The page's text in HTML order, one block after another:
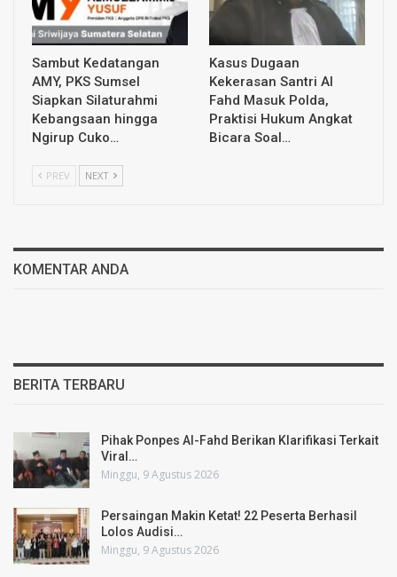
Sambut Kedatangan
AMY, PKS Sumsel
Siapkan Silaturahmi
Kebangsaan hingga
Ngirup Cuko…
Kasus Dugaan
Kekerasan Santri Al
Fahd Masuk Polda,
Praktisi Hukum Angkat
Bicara Soal…
PREV NEXT
KOMENTAR ANDA
BERITA TERBARU
Pihak Ponpes Al-Fahd Berikan Klarifikasi Terkait
Viral…
Minggu, 9 Agustus 2026
Persaingan Makin Ketat! 22 Peserta Berhasil
Lolos Audisi…
Minggu, 9 Agustus 2026